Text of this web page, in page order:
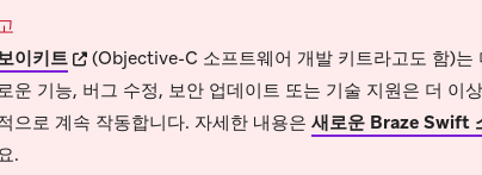
이키트(opens in new tab)
(Objective-C 소프트웨어 개발 키트라고도 함)는
운 기능, 버그 수정, 보안 업데이트 또는 기술 지원은 더 이
으로 계속 작동합니다. 자세한 내용은 새로운 Braze Swift
.